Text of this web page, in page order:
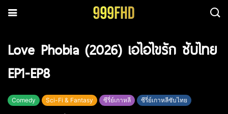
Love Phobia (2026) เอไอไขรัก ซับไทย
EP1-EP8
Comedy Sci-Fi & Fantasy ซีรี่ย์เกาหลี ซีรี่ย์เกาหลีซับไทย